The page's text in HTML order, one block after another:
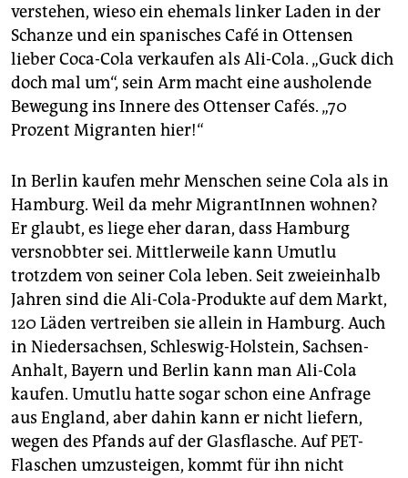
verstehen, wieso ein ehemals linker Laden in der
Schanze und ein spanisches Café in Ottensen
lieber Coca-Cola verkaufen als Ali-Cola. „Guck dich
doch mal um“, sein Arm macht eine ausholende
Bewegung ins Innere des Ottenser Cafés. „70
Prozent Migranten hier!“
In Berlin kaufen mehr Menschen seine Cola als in
Hamburg. Weil da mehr MigrantInnen wohnen?
Er glaubt, es liege eher daran, dass Hamburg
versnobbter sei. Mittlerweile kann Umutlu
trotzdem von seiner Cola leben. Seit zweieinhalb
Jahren sind die Ali-Cola-Produkte auf dem Markt,
120 Läden vertreiben sie allein in Hamburg. Auch
in Niedersachsen, Schleswig-Holstein, Sachsen-
Anhalt, Bayern und Berlin kann man Ali-Cola
kaufen. Umutlu hatte sogar schon eine Anfrage
aus England, aber dahin kann er nicht liefern,
wegen des Pfands auf der Glasflasche. Auf PET-
Flaschen umzusteigen, kommt für ihn nicht